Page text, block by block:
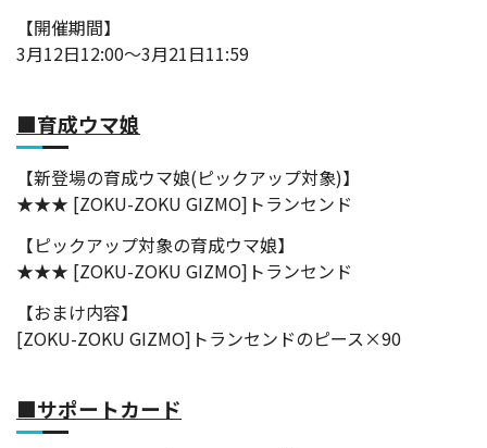
【開催期間】
3月12日12:00～3月21日11:59
■育成ウマ娘
【新登場の育成ウマ娘(ピックアップ対象)】
★★★ [ZOKU-ZOKU GIZMO]トランセンド
【ピックアップ対象の育成ウマ娘】
★★★ [ZOKU-ZOKU GIZMO]トランセンド
【おまけ内容】
[ZOKU-ZOKU GIZMO]トランセンドのピース×90
■サポートカード